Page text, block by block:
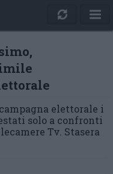
elettorale i
solo a confronti
Tv. Stasera